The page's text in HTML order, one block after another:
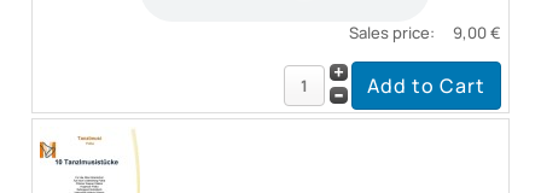
Sales price: 9,00 €